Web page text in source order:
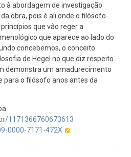
à abordagem de investigação
obra, pois é ali onde o filósofo
que vão reger a
que aparece ao lado do
concebemos, o conceito
de Hegel no que diz respeito
demonstra um amadurecimento
para o filósofo anos antes da
1171366760673613
0000-7171-472X